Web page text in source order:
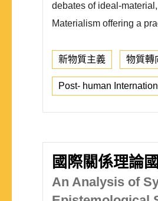
debates of ideal-
Materialism offering a
新物質主義 物質轉
Post- human
國際關係理論
An Analysis of